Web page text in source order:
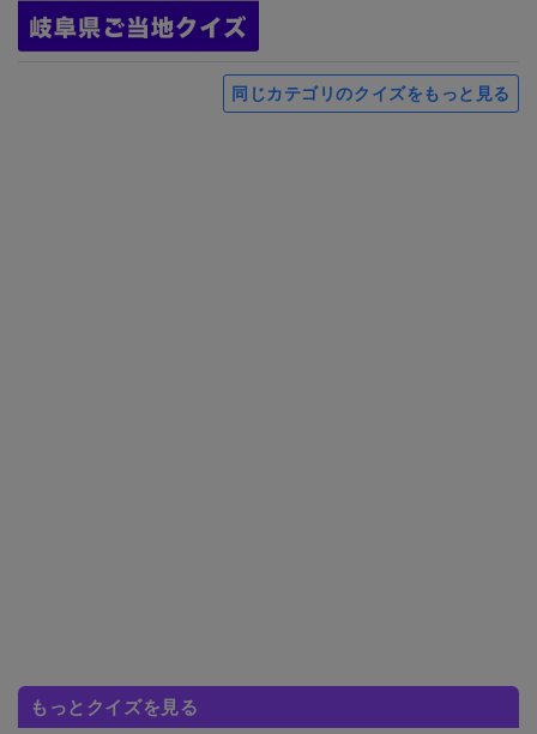
同じカテゴリのクイズをもっと見る
もっとクイズを見る